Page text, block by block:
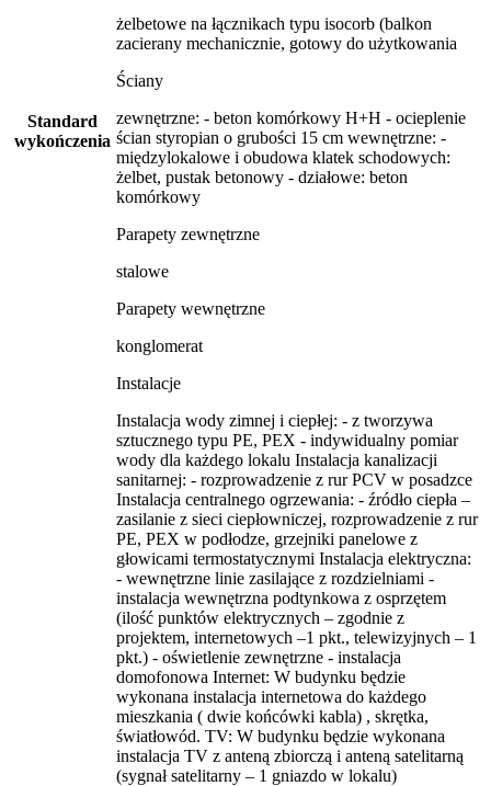
Standard
wykończenia
żelbetowe na łącznikach typu isocorb (balkon
zacierany mechanicznie, gotowy do użytkowania
Ściany
zewnętrzne: - beton komórkowy H+H - ocieplenie
ścian styropian o grubości 15 cm wewnętrzne: -
międzylokalowe i obudowa klatek schodowych:
żelbet, pustak betonowy - działowe: beton
komórkowy
Parapety zewnętrzne
stalowe
Parapety wewnętrzne
konglomerat
Instalacje
Instalacja wody zimnej i ciepłej: - z tworzywa
sztucznego typu PE, PEX - indywidualny pomiar
wody dla każdego lokalu Instalacja kanalizacji
sanitarnej: - rozprowadzenie z rur PCV w posadzce
Instalacja centralnego ogrzewania: - źródło ciepła –
zasilanie z sieci ciepłowniczej, rozprowadzenie z rur
PE, PEX w podłodze, grzejniki panelowe z
głowicami termostatycznymi Instalacja elektryczna:
- wewnętrzne linie zasilające z rozdzielniami -
instalacja wewnętrzna podtynkowa z osprzętem
(ilość punktów elektrycznych – zgodnie z
projektem, internetowych –1 pkt., telewizyjnych – 1
pkt.) - oświetlenie zewnętrzne - instalacja
domofonowa Internet: W budynku będzie
wykonana instalacja internetowa do każdego
mieszkania ( dwie końcówki kabla) , skrętka,
światłowód. TV: W budynku będzie wykonana
instalacja TV z anteną zbiorczą i anteną satelitarną
(sygnał satelitarny – 1 gniazdo w lokalu)